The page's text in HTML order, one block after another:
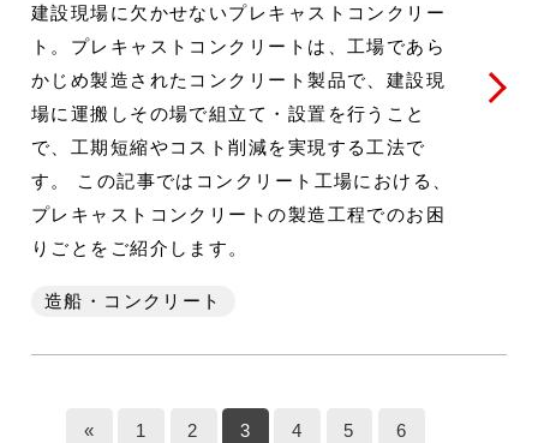
建設現場に欠かせないプレキャストコンクリー
ト。プレキャストコンクリートは、工場であら
かじめ製造されたコンクリート製品で、建設現
場に運搬しその場で組立て・設置を行うこと
で、工期短縮やコスト削減を実現する工法で
す。 この記事ではコンクリート工場における、
プレキャストコンクリートの製造工程でのお困
りごとをご紹介します。
造船・コンクリート
« 1 2 3 4 5 6